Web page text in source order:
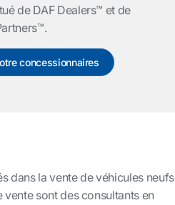
de DAF Dealers™ et de
concessionnaires
dans la vente de véhicules neufs
sont des consultants en